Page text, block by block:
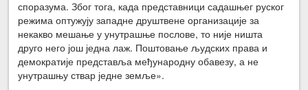
споразума. Због тога, када представници садашњег руског
режима оптужују западне друштвене организације за
некакво мешање у унутрашње послове, то није ништа
друго него још једна лаж. Поштовање људских права и
демократије представља међународну обавезу, а не
унутрашњу ствар једне земље».